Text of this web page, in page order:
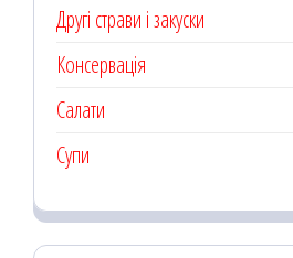
Другі страви і закуски
Консервація
Салати
Супи